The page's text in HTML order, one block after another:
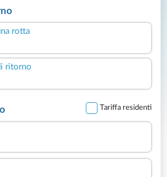
rotta
ritorno
Tariffa residenti